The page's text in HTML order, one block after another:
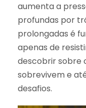
aumenta a
profundas por
prolongadas é
apenas de
descobrir sobre
sobrevivem e
desafios.